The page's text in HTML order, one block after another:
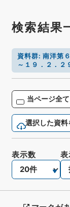
検索結果
資料群:南洋第
～１９．２．２
当ページ全
選択した資料
表示数 表